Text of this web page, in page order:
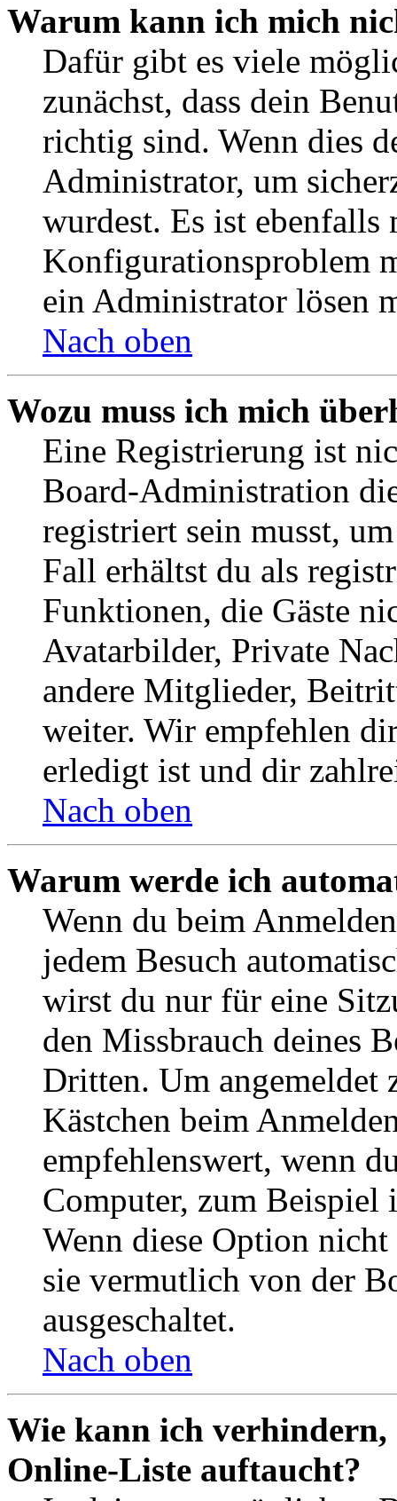
Warum kann ich mich
Dafür gibt es viele
zunächst, dass dein
richtig sind. Wenn dies
Administrator, um
wurdest. Es ist ebenfalls
Konfigurationsproblem
ein Administrator lösen
Nach oben
Wozu muss ich mich
Eine Registrierung ist
Board-Administration
registriert sein musst,
Fall erhältst du als
Funktionen, die Gäste
Avatarbilder, Private
andere Mitglieder,
weiter. Wir empfehlen
erledigt ist und dir
Nach oben
Warum werde ich
Wenn du beim
jedem Besuch
wirst du nur für eine
den Missbrauch deines
Dritten. Um angemeldet
Kästchen beim
empfehlenswert, wenn
Computer, zum Beispiel
Wenn diese Option
sie vermutlich von der
ausgeschaltet.
Nach oben
Wie kann ich verhindern,
Online-Liste auftaucht?